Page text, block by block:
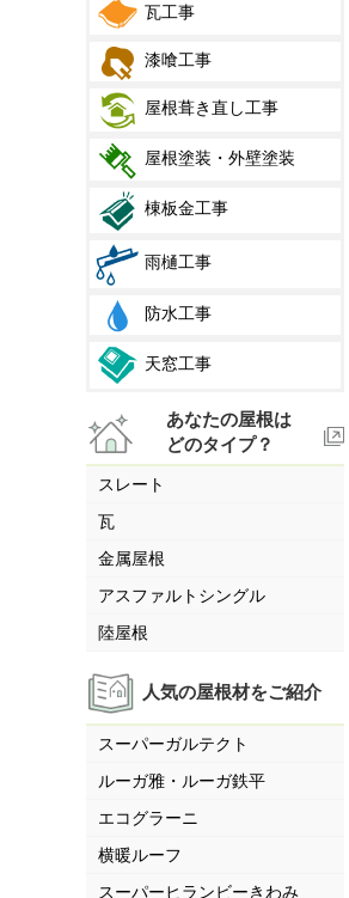
瓦工事
漆喰工事
屋根葺き直し工事
屋根塗装・外壁塗装
棟板金工事
雨樋工事
防水工事
天窓工事
あなたの屋根は
どのタイプ？
スレート
瓦
金属屋根
アスファルトシングル
陸屋根
人気の屋根材をご紹介
スーパーガルテクト
ルーガ雅・ルーガ鉄平
エコグラーニ
横暖ルーフ
スーパーヒランビーきわみ